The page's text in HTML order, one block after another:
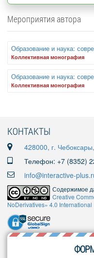
Мероприятия автора
Образование и наука:
Коллективная монография
Образование и наука:
Коллективная монография
КОНТАКТЫ
428000, г.
Телефон: +7 (8352)
info@interactive-
Содержимое
Creative
NoDerivatives» 4.0 International